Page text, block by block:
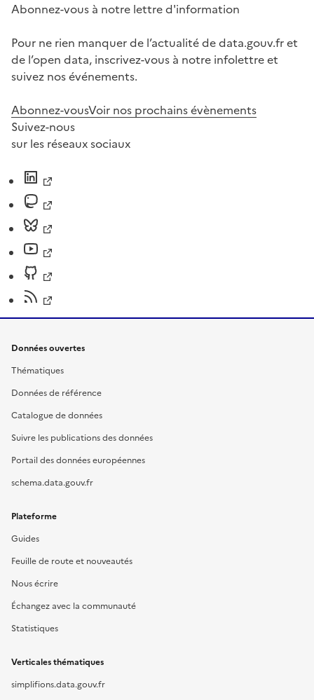
Abonnez-vous à notre lettre d'information
Pour ne rien manquer de l’actualité de data.gouv.fr et
de l’open data, inscrivez-vous à notre infolettre et
suivez nos événements.
Abonnez-vousVoir nos prochains évènements
Suivez-nous
sur les réseaux sociaux
Données ouvertes
Thématiques
Données de référence
Catalogue de données
Suivre les publications des données
Portail des données européennes
schema.data.gouv.fr
Plateforme
Guides
Feuille de route et nouveautés
Nous écrire
Échangez avec la communauté
Statistiques
Verticales thématiques
simplifions.data.gouv.fr